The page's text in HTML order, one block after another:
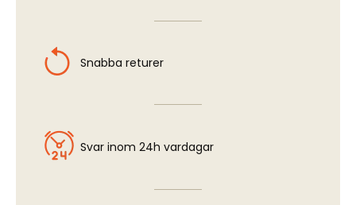
Snabba returer
Svar inom 24h vardagar